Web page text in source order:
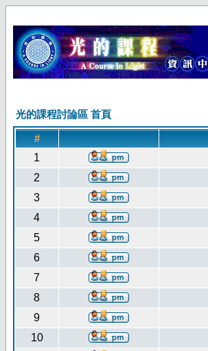
光的課程討論區 首頁
#
1
2
3
4
5
6
7
8
9
10